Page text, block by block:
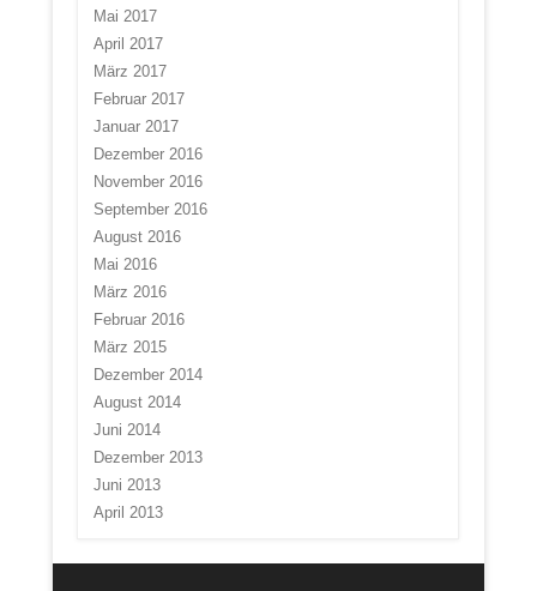
Mai 2017
April 2017
März 2017
Februar 2017
Januar 2017
Dezember 2016
November 2016
September 2016
August 2016
Mai 2016
März 2016
Februar 2016
März 2015
Dezember 2014
August 2014
Juni 2014
Dezember 2013
Juni 2013
April 2013